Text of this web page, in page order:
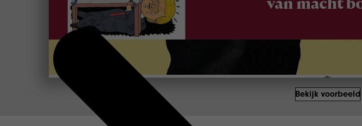
Bekijk voorbeeld